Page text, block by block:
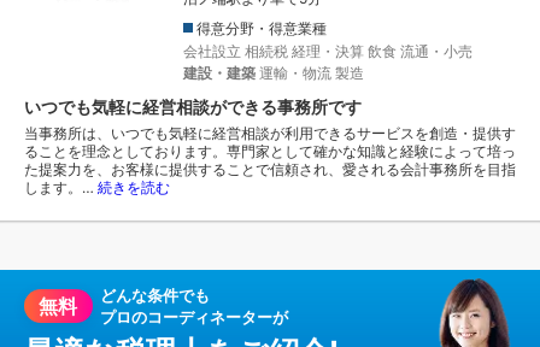
得意分野・得意業種
会社設立 相続税 経理・決算 飲食 流通・小売
建設・建築 運輸・物流 製造
いつでも気軽に経営相談ができる事務所です
当事務所は、いつでも気軽に経営相談が利用できるサービスを創造・提供す
ることを理念としております。専門家として確かな知識と経験によって培っ
た提案力を、お客様に提供することで信頼され、愛される会計事務所を目指
します。… 続きを読む
無料
どんな条件でも
プロのコーディネーターが